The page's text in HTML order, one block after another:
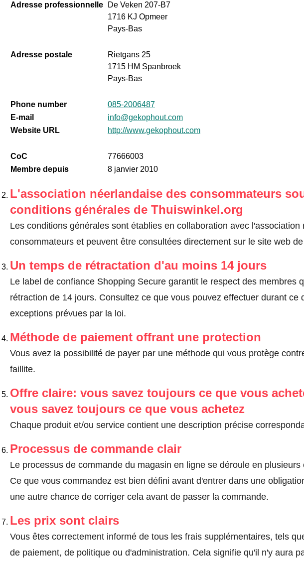
Adresse professionnelle
De Veken 207-B7
1716 KJ Opmeer
Pays-Bas
Adresse postale
Rietgans 25
1715 HM Spanbroek
Pays-Bas
Phone number
085-2006487
E-mail
info@gekophout.com
Website URL
http://www.gekophout.com
CoC
77666003
Membre depuis
8 janvier 2010
L'association néerlandaise des consommateurs
conditions générales de Thuiswinkel.org
Les conditions générales sont établies en collaboration avec l'association
consommateurs et peuvent être consultées directement sur le site web
Un temps de rétractation d'au moins 14 jours
Le label de confiance Shopping Secure garantit le respect des membres
rétraction de 14 jours. Consultez ce que vous pouvez effectuer durant ce
exceptions prévues par la loi.
Méthode de paiement offrant une protection
Vous avez la possibilité de payer par une méthode qui vous protège
faillite.
Offre claire: vous savez toujours ce que vous
vous savez toujours ce que vous achetez
Chaque produit et/ou service contient une description précise
Processus de commande clair
Le processus de commande du magasin en ligne se déroule en
Ce que vous commandez est bien défini avant d'entrer dans une
une autre chance de corriger cela avant de passer la commande.
Les prix sont clairs
Vous êtes correctement informé de tous les frais supplémentaires, tels
de paiement, de politique ou d'administration. Cela signifie qu'il n'y aura